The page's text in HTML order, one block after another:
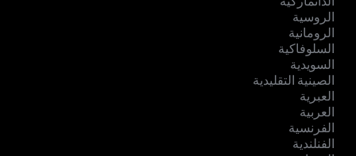
الروسية
الرومانية
السلوفاكية
السويدية
الصينية التقليدية
العبرية
العربية
الفرنسية
الفنلندية